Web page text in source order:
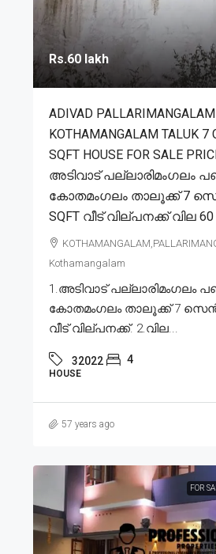
Rs.60 lakh
ADIVAD
KOTHAMANGALAM TALUK 7
SQFT HOUSE FOR SALE
അടിവാട് പല്ലാരിമംഗലം
കോതമംഗലം താലൂക്ക് 7
SQFT വീട് വില്പനക്ക് വില
Kothamangalam
1.അടിവാട് പല്ലാരിമംഗലം
കോതമംഗലം താലൂക്ക് 7 സെൻ്റ്
വീട് വില്പനക്ക്. 2.വില...
32022 4
HOUSE
57 years ago
FOR